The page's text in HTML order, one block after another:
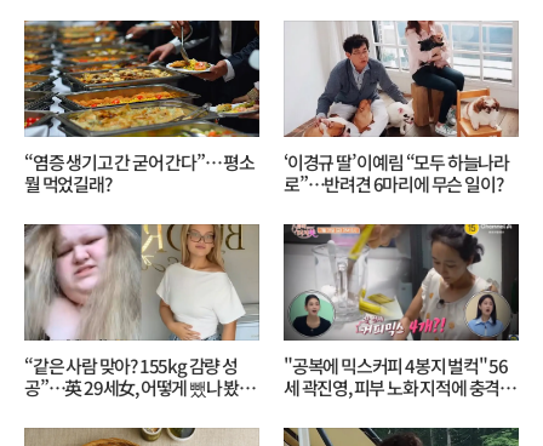
“염증 생기고 간 굳어 간다”… 평소
뭘 먹었길래?
‘이경규 딸’ 이예림 “모두 하늘나라
로”⋯반려견 6마리에 무슨 일이?
“같은 사람 맞아? 155kg 감량 성
공”…英 29세女, 어떻게 뺐나 봤더
"공복에 믹스커피 4봉지 벌컥" 56
세 곽진영, 피부 노화 지적에 충격…